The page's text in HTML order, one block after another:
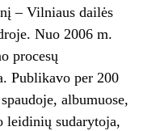
– Vilniaus dailės
Nuo 2006 m.
procesų
Publikavo per 200
albumuose,
leidinių sudarytoja,